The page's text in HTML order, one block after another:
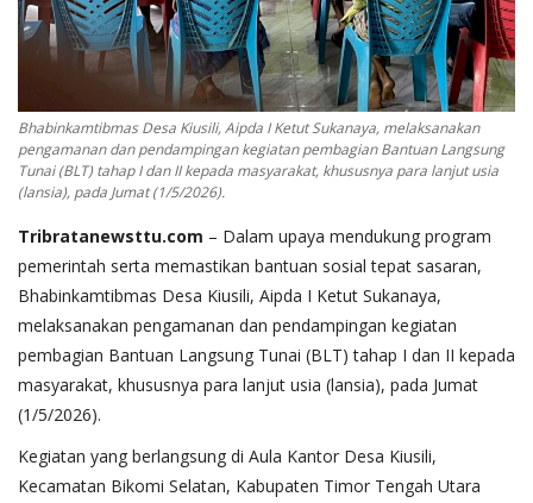
Bhabinkamtibmas Desa Kiusili, Aipda I Ketut Sukanaya, melaksanakan
pengamanan dan pendampingan kegiatan pembagian Bantuan Langsung
Tunai (BLT) tahap I dan II kepada masyarakat, khususnya para lanjut usia
(lansia), pada Jumat (1/5/2026).
Tribratanewsttu.com – Dalam upaya mendukung program
pemerintah serta memastikan bantuan sosial tepat sasaran,
Bhabinkamtibmas Desa Kiusili, Aipda I Ketut Sukanaya,
melaksanakan pengamanan dan pendampingan kegiatan
pembagian Bantuan Langsung Tunai (BLT) tahap I dan II kepada
masyarakat, khususnya para lanjut usia (lansia), pada Jumat
(1/5/2026).
Kegiatan yang berlangsung di Aula Kantor Desa Kiusili,
Kecamatan Bikomi Selatan, Kabupaten Timor Tengah Utara